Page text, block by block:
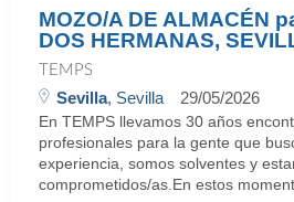
MOZO/A DE ALMACÉN
DOS HERMANAS,
TEMPS
Sevilla, Sevilla 29/05/2026
En TEMPS llevamos 30 años
profesionales para la gente que
experiencia, somos solventes y
comprometidos/as.En estos